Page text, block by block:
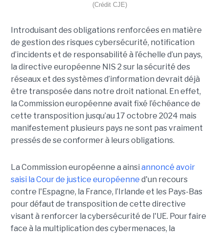
(Crédit CJE)
Introduisant des obligations renforcées en matière
de gestion des risques cybersécurité, notification
d’incidents et de responsabilité à l’échelle d’un pays,
la directive européenne NIS 2 sur la sécurité des
réseaux et des systèmes d’information devrait déjà
être transposée dans notre droit national. En effet,
la Commission européenne avait fixé l’échéance de
cette transposition jusqu’au 17 octobre 2024 mais
manifestement plusieurs pays ne sont pas vraiment
pressés de se conformer à leurs obligations.
La Commission européenne a ainsi annoncé avoir
saisi la Cour de justice européenne d'un recours
contre l'Espagne, la France, l’Irlande et les Pays-Bas
pour défaut de transposition de cette directive
visant à renforcer la cybersécurité de l'UE. Pour faire
face à la multiplication des cybermenaces, la